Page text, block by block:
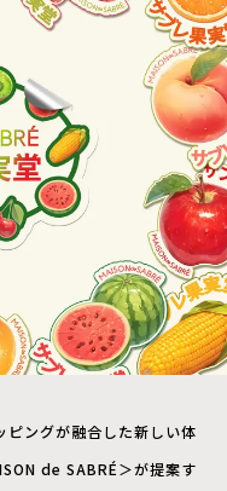
ピングが融合した新しい体
de SABRÉ＞が提案す